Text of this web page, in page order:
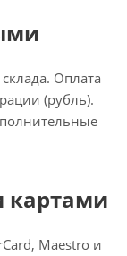
Оплата
(рубль).
картами
Maestro и